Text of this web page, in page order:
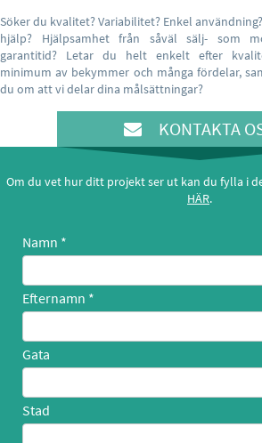
Söker du kvalitet? Variabilitet? Enkel
hjälp? Hjälpsamhet från såväl sälj- som
garantitid? Letar du helt enkelt efter
minimum av bekymmer och många fördelar,
du om att vi delar dina målsättningar?
KONTAKTA
Om du vet hur ditt projekt ser ut kan du fylla i
HÄR.
Namn
Efternamn
Gata
Stad